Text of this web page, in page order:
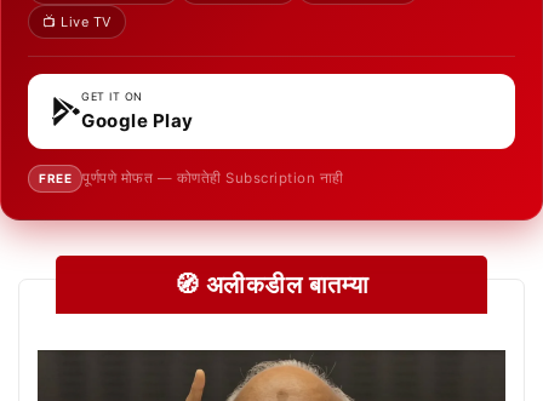
📺 Live TV
GET IT ON
Google Play
FREE पूर्णपणे मोफत — कोणतेही Subscription नाही
🧭 अलीकडील बातम्या